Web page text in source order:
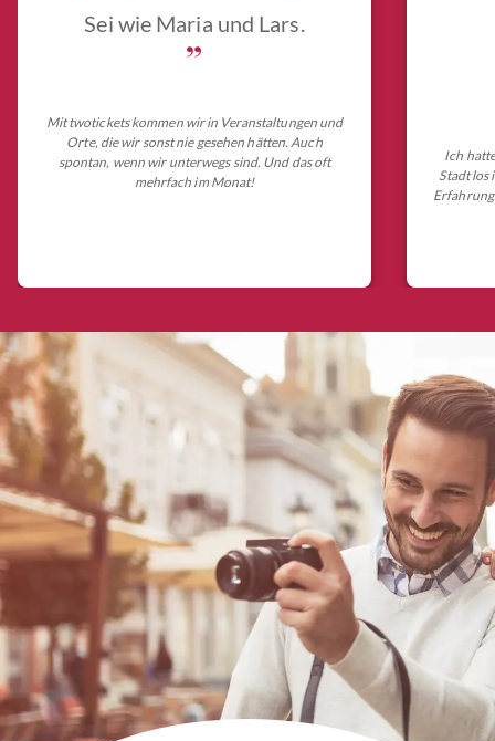
Sei wie Maria und Lars.
„
Mit twotickets kommen wir in Veranstaltungen und
Orte, die wir sonst nie gesehen hätten. Auch
spontan, wenn wir unterwegs sind. Und das oft
mehrfach im Monat!
Ich
Stadt los